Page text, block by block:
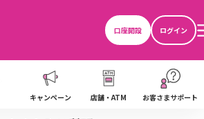
口座開設
ログイン
キャンペーン 店舗・ATM お客さまサポート